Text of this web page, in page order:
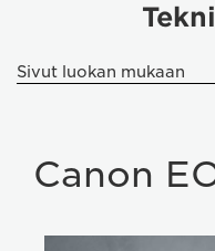
Sivut luokan mukaan
Canon